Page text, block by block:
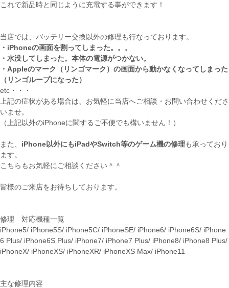
これで新品時と同じように充電する事ができます！
当店では、バッテリー交換以外の修理も行なっております。
・iPhoneの画面を割ってしまった。。。
・水没してしまった。本体の電源がつかない。
・Appleのマーク（リンゴマーク）の画面から動かなくなってしまった
（リンゴループになった）
etc・・・
上記の症状がある場合は、お気軽に当店へご相談・お問い合わせくださ
いませ。
（上記以外のiPhoneに関するご不便でも構いません！）
また、 iPhone以外にもiPadやSwitch等のゲーム機の修理も承っており
ます。
こちらもお気軽にご相談ください＾＾
皆様のご来店をお待ちしております。
修理 対応機種一覧
iPhone5/ iPhone5S/ iPhone5C/ iPhoneSE/ iPhone6/ iPhone6S/ iPhone
6 Plus/ iPhone6S Plus/ iPhone7/ iPhone7 Plus/ iPhone8/ iPhone8 Plus/
iPhoneX/ iPhoneXS/ iPhoneXR/ iPhoneXS Max/ iPhone11
主な修理内容